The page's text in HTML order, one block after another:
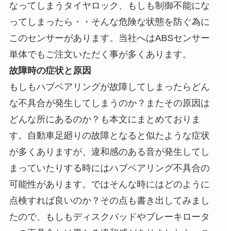
なってしまうタイヤロック、もしも制御不能にな
ってしまったら・・そんな危険な状態を防ぐ為に
このセンサーがあります。当社へはABSセンサー
単体でもご注文いただく事が多くあります。
故障時の症状と原因
もしもハブベアリングが故障してしまったらどん
な不具合が発生してしまうのか？またその原因は
どんな所にあるのか？も本文にまとめておりま
す。自動車足廻りの故障となると似たような症状
が多くありますが、違和感のある音が発生してし
まっていたりする時にはハブベアリング不具合の
可能性があります。ではそんな時にはどのように
点検すれば良いのか？その点も書き出してみまし
たので、もしもディスクパッドやブレーキロータ